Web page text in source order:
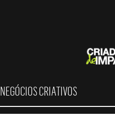
NEGÓCIOS CRIATIVOS